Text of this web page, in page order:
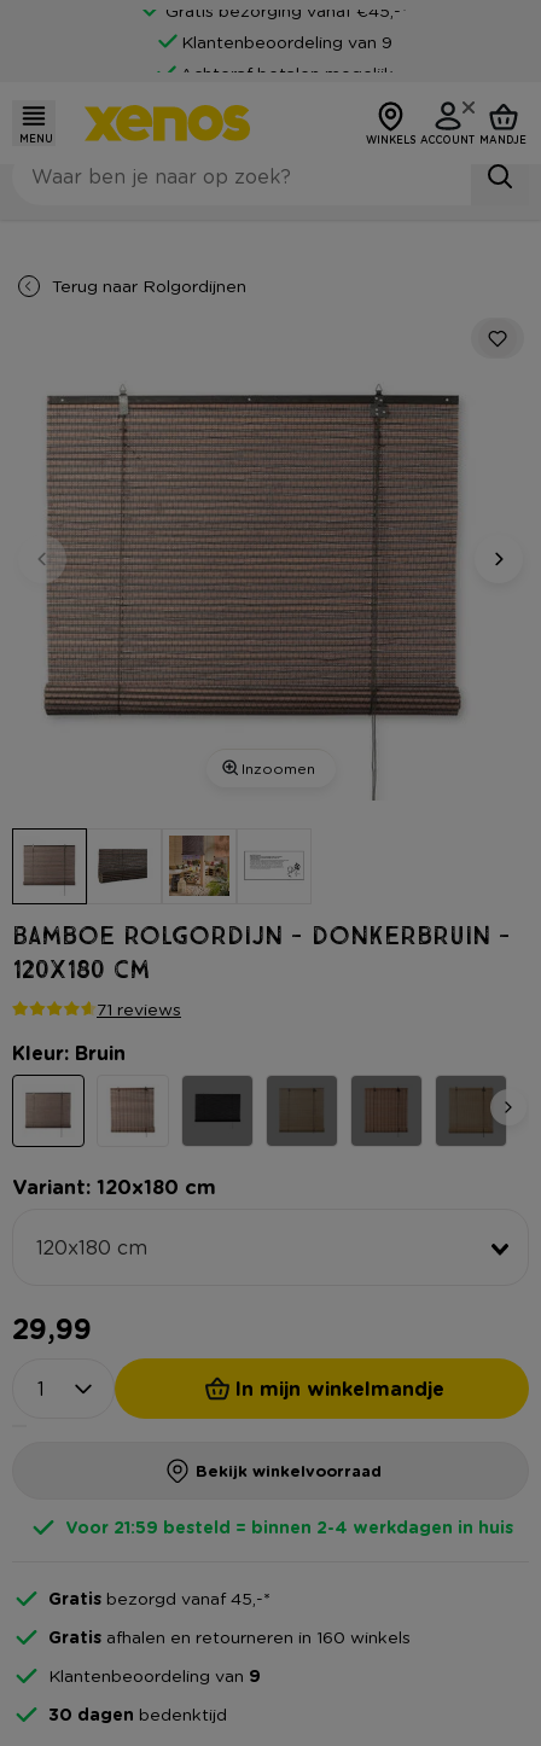
Gratis bezorging vanaf €45,-*
Klantenbeoordeling van 9
Achteraf betalen mogelijk
MENU WINKELS ACCOUNT MANDJE
Terug naar Rolgordijnen
Inzoomen
Bamboe rolgordijn - donkerbruin -
120x180 cm
71 reviews
Kleur: Bruin
Variant: 120x180 cm
120x180 cm
29,99
In mijn winkelmandje
Bekijk winkelvoorraad
Voor 21:59 besteld = binnen 2-4 werkdagen in huis
Gratis bezorgd vanaf 45,-*
Gratis afhalen en retourneren in 160 winkels
Klantenbeoordeling van 9
30 dagen bedenktijd